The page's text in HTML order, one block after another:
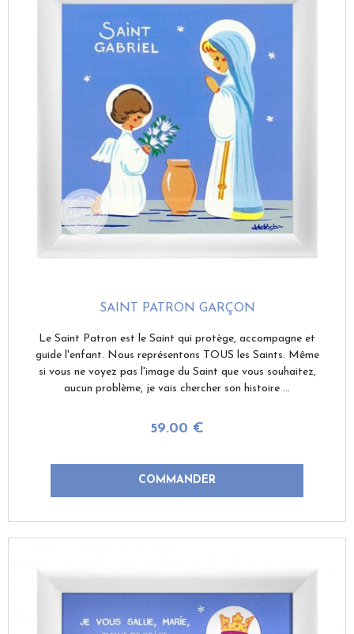
SAINT PATRON GARÇON
59.00 €
Le Saint Patron est le Saint qui protège, accompagne et
guide l'enfant. Nous représentons TOUS les Saints. Même
si vous ne voyez pas l'image du Saint que vous souhaitez,
aucun problème, je vais chercher son histoire ...